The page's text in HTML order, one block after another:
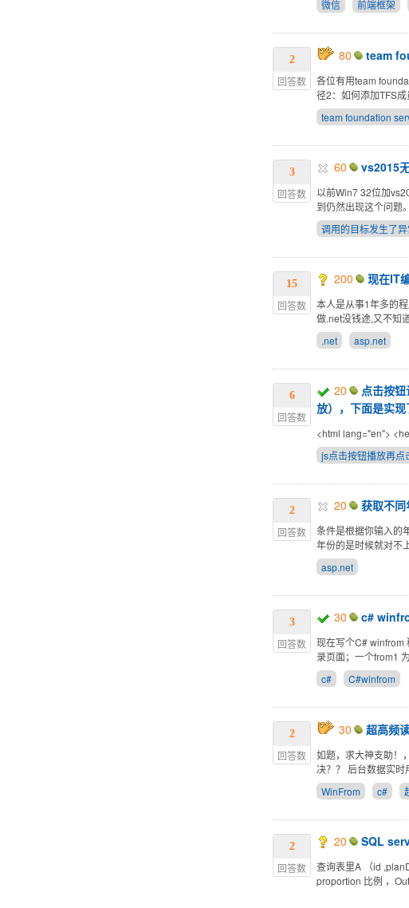
微信
前端框架
2
回答数
80 team
各位有用team
径2：如何添加TFS成
team foundation
3
回答数
60 vs2015
以前Win7 32位加
到仍然出现这个问题
调用的目标发生了异
15
回答数
200 现在IT
本人是从事1年多的
做.net没钱途,又不知
.net
asp.net
6
回答数
20
点击按
放），下面是实
<html lang="en">
js点击按钮播放再点
2
回答数
20 获取不
条件是根据你输入的
年份的是时候就对不
asp.net
3
回答数
30 c#
现在写个C# winfrom
录页面；一个from1
c#
C#winfrom
2
回答数
30 超高频
如题，求大神支助！
决？？ 后台数据实
WinFrom
c#
2
回答数
20 SQL
查询表里A （id
proportion 比例 ，